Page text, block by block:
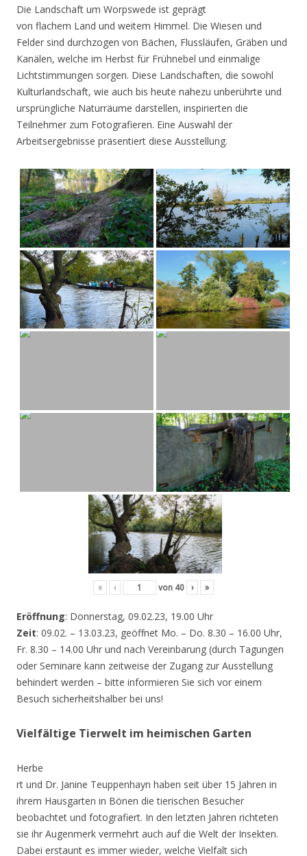
Die Landschaft um Worpswede ist geprägt
von flachem Land und weitem Himmel. Die Wiesen und
Felder sind durchzogen von Bächen, Flussläufen, Gräben und
Kanälen, welche im Herbst für Frühnebel und einmalige
Lichtstimmungen sorgen. Diese Landschaften, die sowohl
Kulturlandschaft, wie auch bis heute nahezu unberührte und
ursprüngliche Naturräume darstellen, inspirierten die
Teilnehmer zum Fotografieren. Eine Auswahl der
Arbeitsergebnisse präsentiert diese Ausstellung.
« ‹ von 40 › »
Eröffnung: Donnerstag, 09.02.23, 19.00 Uhr
Zeit: 09.02. – 13.03.23, geöffnet Mo. – Do. 8.30 – 16.00 Uhr,
Fr. 8.30 – 14.00 Uhr und nach Vereinbarung (durch Tagungen
oder Seminare kann zeitweise der Zugang zur Ausstellung
behindert werden – bitte informieren Sie sich vor einem
Besuch sicherheitshalber bei uns!
Vielfältige Tierwelt im heimischen Garten
Herbe
rt und Dr. Janine Teuppenhayn haben seit über 15 Jahren in
ihrem Hausgarten in Bönen die tierischen Besucher
beobachtet und fotografiert. In den letzten Jahren richteten
sie ihr Augenmerk vermehrt auch auf die Welt der Insekten.
Dabei erstaunt es immer wieder, welche Vielfalt sich